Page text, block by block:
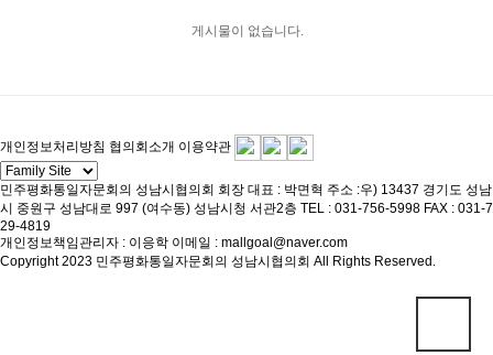
게시물이 없습니다.
개인정보처리방침 협의회소개 이용약관
민주평화통일자문회의 성남시협의회 회장 대표 : 박면혁 주소 :우) 13437 경기도 성남
시 중원구 성남대로 997 (여수동) 성남시청 서관2층 TEL : 031-756-5998 FAX : 031-7
29-4819
개인정보책임관리자 : 이응학 이메일 : mallgoal@naver.com
Copyright 2023 민주평화통일자문회의 성남시협의회 All Rights Reserved.